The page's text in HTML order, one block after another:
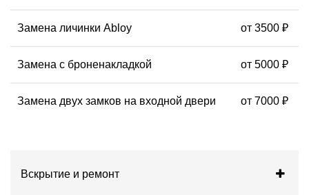
Замена личинки Abloy от 3500 ₽
Замена с броненакладкой от 5000 ₽
Замена двух замков на входной двери от 7000 ₽
Вскрытие и ремонт